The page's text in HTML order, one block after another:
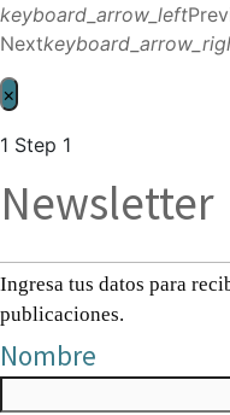
keyboard_arrow_left
Next
×
1 Step 1
Newsletter
Ingresa tus datos para
publicaciones.
Nombre